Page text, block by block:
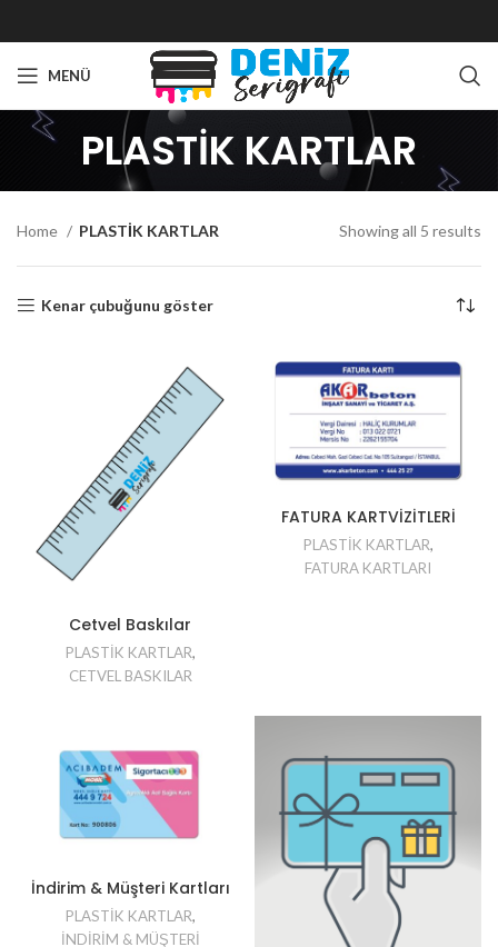
MENÜ
PLASTİK KARTLAR
Home PLASTİK KARTLAR Showing all 5 results
Kenar çubuğunu göster
Cetvel Baskılar
PLASTİK KARTLAR,
CETVEL BASKILAR
FATURA KARTVİZİTLERİ
PLASTİK KARTLAR,
FATURA KARTLARI
İndirim & Müşteri Kartları
PLASTİK KARTLAR,
İNDİRİM & MÜŞTERİ